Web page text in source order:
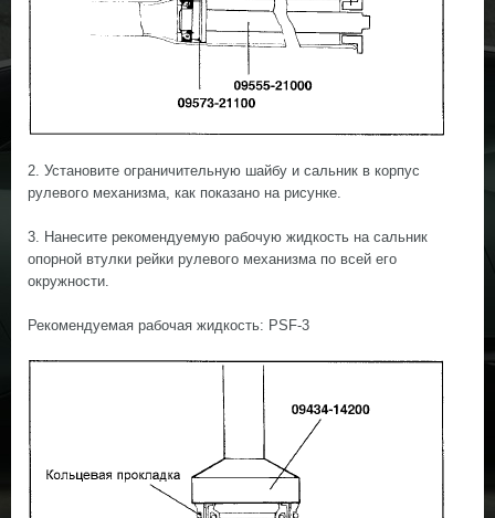
2. Установите ограничительную шайбу и сальник в корпус
рулевого механизма, как показано на рисунке.
3. Нанесите рекомендуемую рабочую жидкость на сальник
опорной втулки рейки рулевого механизма по всей его
окружности.
Рекомендуемая рабочая жидкость: PSF-3